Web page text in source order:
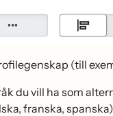
(till
du vill ha som
franska,